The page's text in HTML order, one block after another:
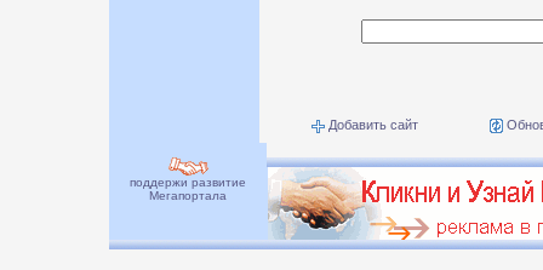
Добавить сайт
поддержи развитие
Мегапортала